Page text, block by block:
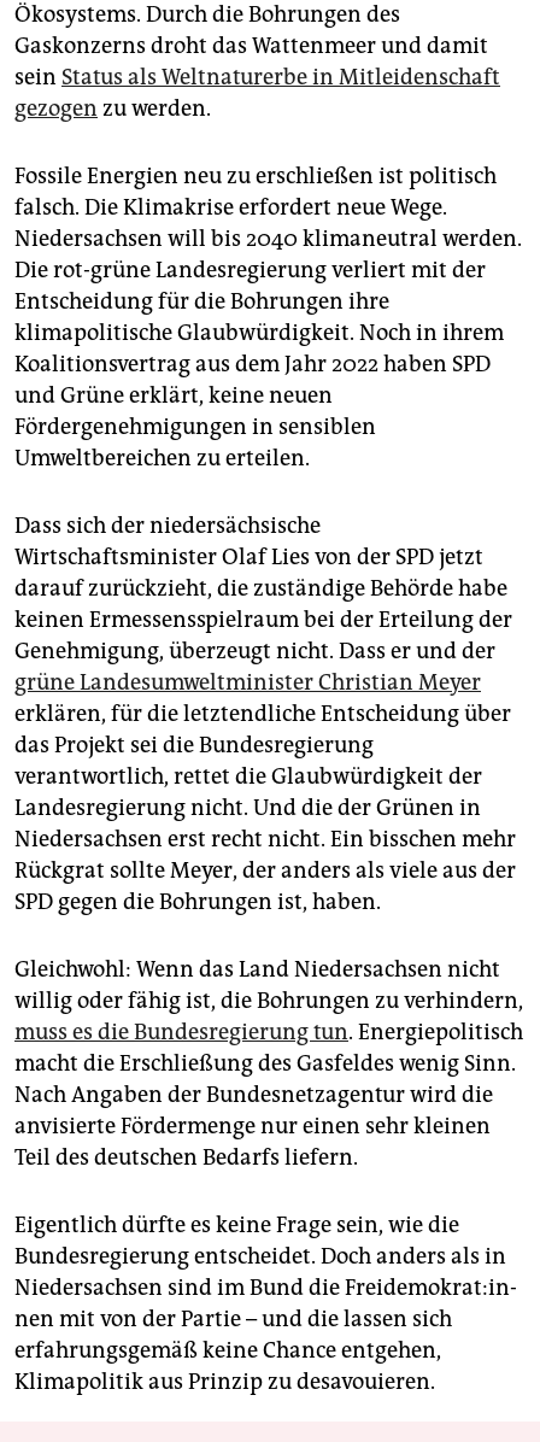
Ökosystems. Durch die Bohrungen des
Gaskonzerns droht das Wattenmeer und damit
sein Status als Weltnaturerbe in Mitleidenschaft
gezogen zu werden.
Fossile Energien neu zu erschließen ist politisch
falsch. Die Klimakrise erfordert neue Wege.
Niedersachsen will bis 2040 klimaneutral werden.
Die rot-grüne Landesregierung verliert mit der
Entscheidung für die Bohrungen ihre
klimapolitische Glaubwürdigkeit. Noch in ihrem
Koalitionsvertrag aus dem Jahr 2022 haben SPD
und Grüne erklärt, keine neuen
Fördergenehmigungen in sensiblen
Umweltbereichen zu erteilen.
Dass sich der niedersächsische
Wirtschaftsminister Olaf Lies von der SPD jetzt
darauf zurückzieht, die zuständige Behörde habe
keinen Ermessensspielraum bei der Erteilung der
Genehmigung, überzeugt nicht. Dass er und der
grüne Landesumweltminister Christian Meyer
erklären, für die letztendliche Entscheidung über
das Projekt sei die Bundesregierung
verantwortlich, rettet die Glaubwürdigkeit der
Landesregierung nicht. Und die der Grünen in
Niedersachsen erst recht nicht. Ein bisschen mehr
Rückgrat sollte Meyer, der anders als viele aus der
SPD gegen die Bohrungen ist, haben.
Gleichwohl: Wenn das Land Niedersachsen nicht
willig oder fähig ist, die Bohrungen zu verhindern,
muss es die Bundesregierung tun. Energiepolitisch
macht die Erschließung des Gasfeldes wenig Sinn.
Nach Angaben der Bundesnetzagentur wird die
anvisierte Fördermenge nur einen sehr kleinen
Teil des deutschen Bedarfs liefern.
Eigentlich dürfte es keine Frage sein, wie die
Bundesregierung entscheidet. Doch anders als in
Niedersachsen sind im Bund die Frei­de­mo­kra­t:in­
nen mit von der Partie – und die lassen sich
erfahrungs­gemäß keine Chance entgehen,
Klimapolitik aus Prinzip zu desavouieren.